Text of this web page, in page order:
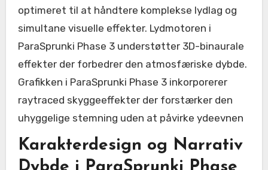
optimeret til at håndtere komplekse lydlag og
simultane visuelle effekter. Lydmotoren i
ParaSprunki Phase 3 understøtter 3D-binaurale
effekter der forbedrer den atmosfæriske dybde.
Grafikken i ParaSprunki Phase 3 inkorporerer
raytraced skyggeeffekter der forstærker den
uhyggelige stemning uden at påvirke ydeevnen
Karakterdesign og Narrativ